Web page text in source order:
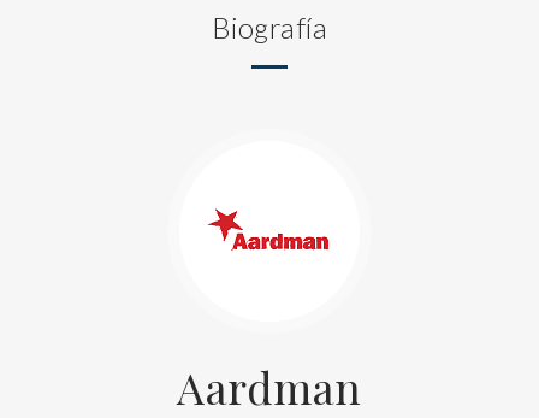
Biografía
Aardman